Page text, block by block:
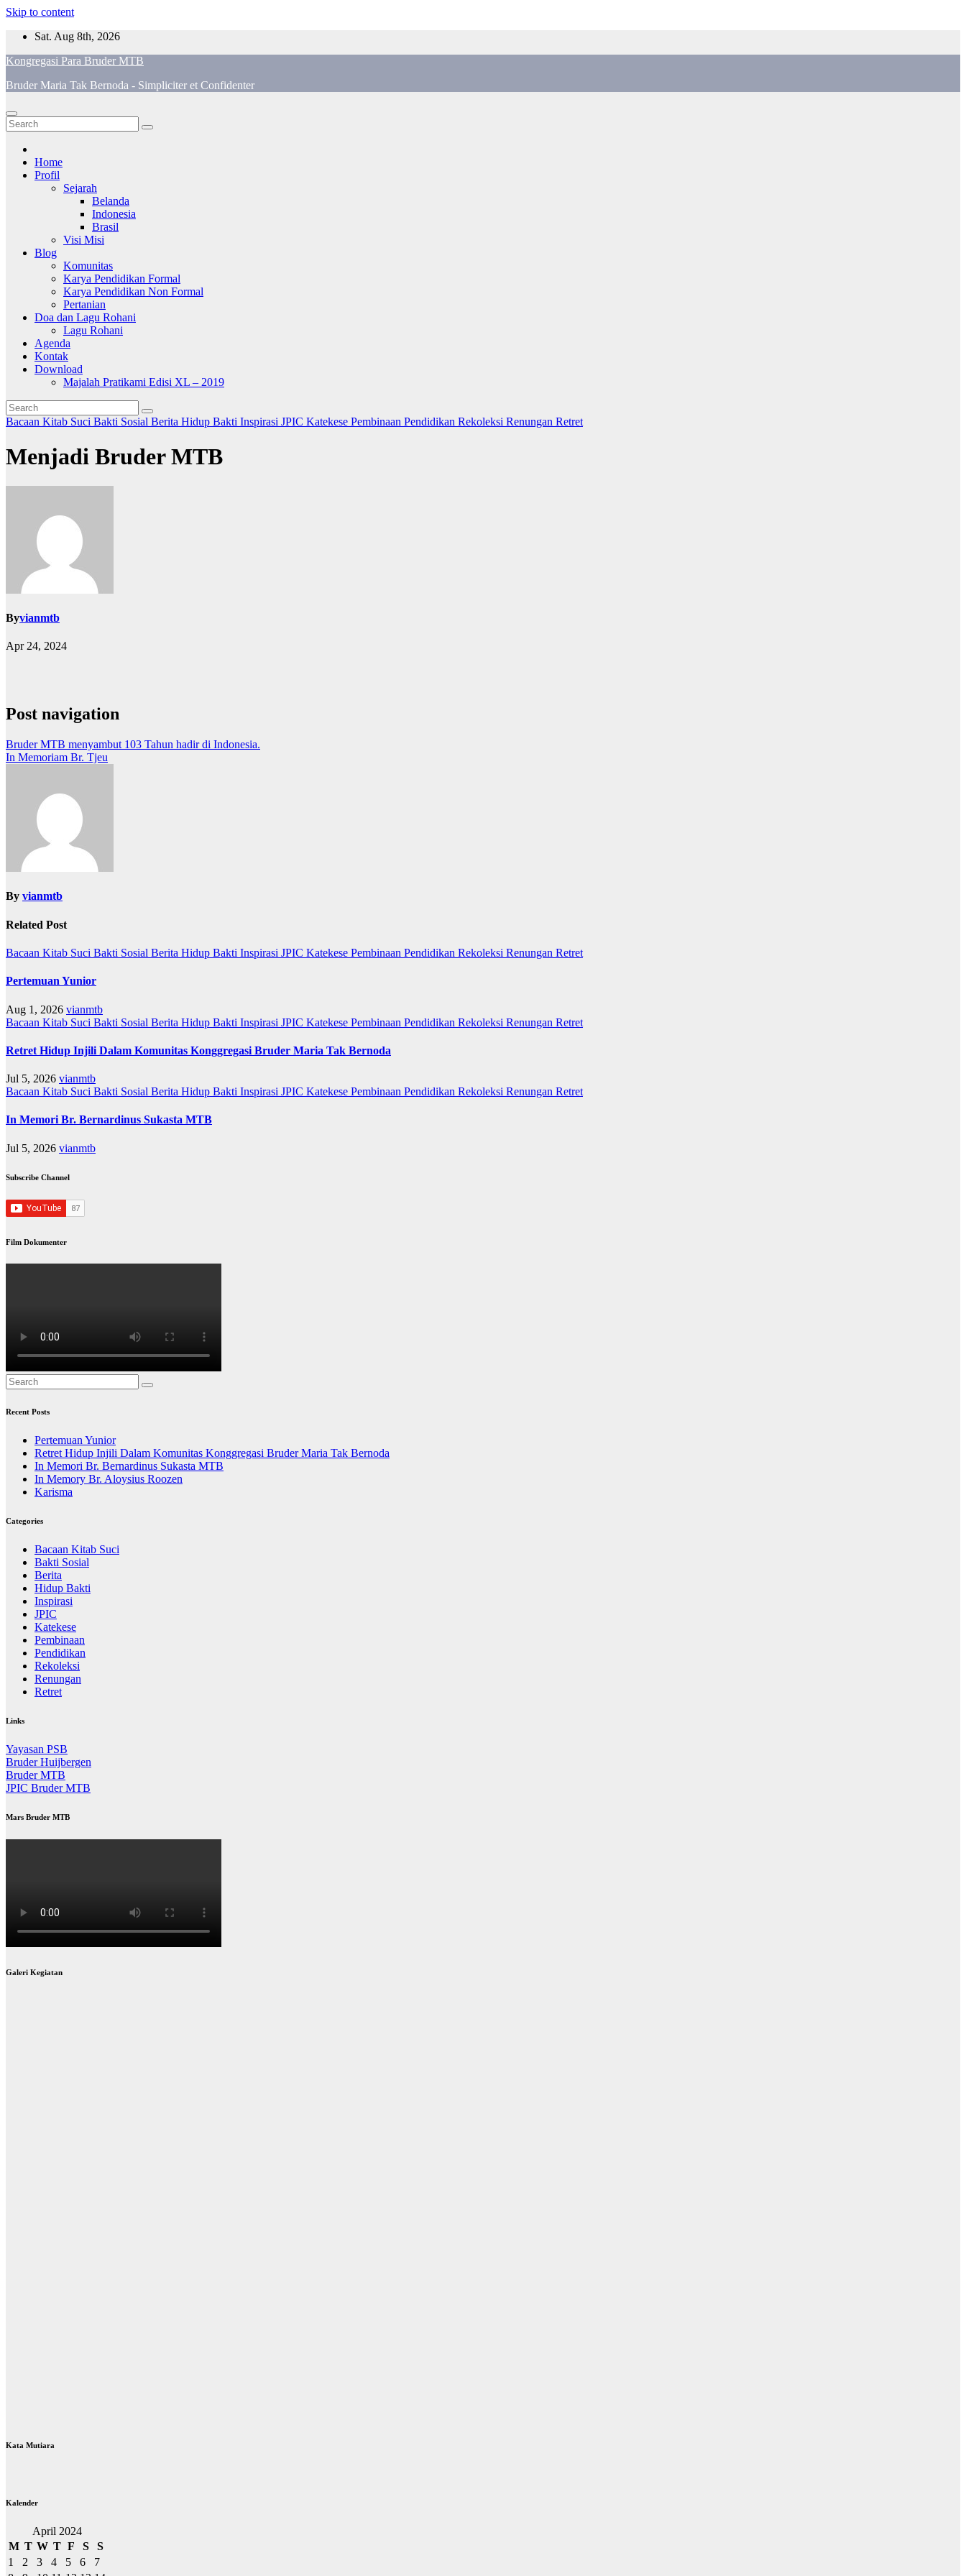
Skip to content
Sat. Aug 8th, 2026
Kongregasi Para Bruder MTB
Bruder Maria Tak Bernoda - Simpliciter et Confidenter
Home
Profil
Sejarah
Belanda
Indonesia
Brasil
Visi Misi
Blog
Komunitas
Karya Pendidikan Formal
Karya Pendidikan Non Formal
Pertanian
Doa dan Lagu Rohani
Lagu Rohani
Agenda
Kontak
Download
Majalah Pratikami Edisi XL – 2019
Bacaan Kitab Suci Bakti Sosial Berita Hidup Bakti Inspirasi JPIC Katekese Pembinaan Pendidikan Rekoleksi Renungan Retret
Menjadi Bruder MTB
Byvianmtb
Apr 24, 2024
Post navigation
Bruder MTB menyambut 103 Tahun hadir di Indonesia.
In Memoriam Br. Tjeu
By vianmtb
Related Post
Bacaan Kitab Suci Bakti Sosial Berita Hidup Bakti Inspirasi JPIC Katekese Pembinaan Pendidikan Rekoleksi Renungan Retret
Pertemuan Yunior
Aug 1, 2026 vianmtb
Bacaan Kitab Suci Bakti Sosial Berita Hidup Bakti Inspirasi JPIC Katekese Pembinaan Pendidikan Rekoleksi Renungan Retret
Retret Hidup Injili Dalam Komunitas Konggregasi Bruder Maria Tak Bernoda
Jul 5, 2026 vianmtb
Bacaan Kitab Suci Bakti Sosial Berita Hidup Bakti Inspirasi JPIC Katekese Pembinaan Pendidikan Rekoleksi Renungan Retret
In Memori Br. Bernardinus Sukasta MTB
Jul 5, 2026 vianmtb
Subscribe Channel
Film Dokumenter
Recent Posts
Pertemuan Yunior
Retret Hidup Injili Dalam Komunitas Konggregasi Bruder Maria Tak Bernoda
In Memori Br. Bernardinus Sukasta MTB
In Memory Br. Aloysius Roozen
Karisma
Categories
Bacaan Kitab Suci
Bakti Sosial
Berita
Hidup Bakti
Inspirasi
JPIC
Katekese
Pembinaan
Pendidikan
Rekoleksi
Renungan
Retret
Links
Yayasan PSB
Bruder Huijbergen
Bruder MTB
JPIC Bruder MTB
Mars Bruder MTB
Galeri Kegiatan
Kata Mutiara
Kalender
April 2024
M T W T F S
S
1
2 3 4 5 6
7